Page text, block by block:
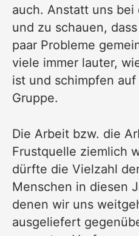
auch. Anstatt uns bei
und zu schauen,
paar Probleme
viele immer lauter,
ist und schimpfen
Gruppe.
Die Arbeit bzw. die
Frustquelle ziemlich
dürfte die Vielzahl
Menschen in diesen
denen wir uns
ausgeliefert